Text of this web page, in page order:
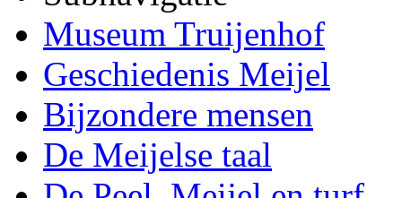
Museum Truijenhof
Geschiedenis Meijel
Bijzondere mensen
De Meijelse taal